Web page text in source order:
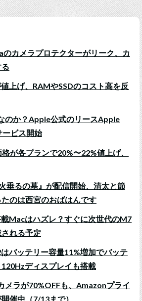
カメラプロテクターがリーク、カ
上げ、RAMやSSDのコスト高を反
のか？Apple公式のリースApple
ビス開始
が各プランで20%〜22%値上げ、
垂るの墓』が配信開始、清太と節
のは西宮のおばはんです
Macはハズレ？すぐに次世代のM7
れる予定
バッテリー容量11%増加でバッテ
ディスプレイも搭載
メラが70%OFFも、Amazonプライ
催中（7/13まで）